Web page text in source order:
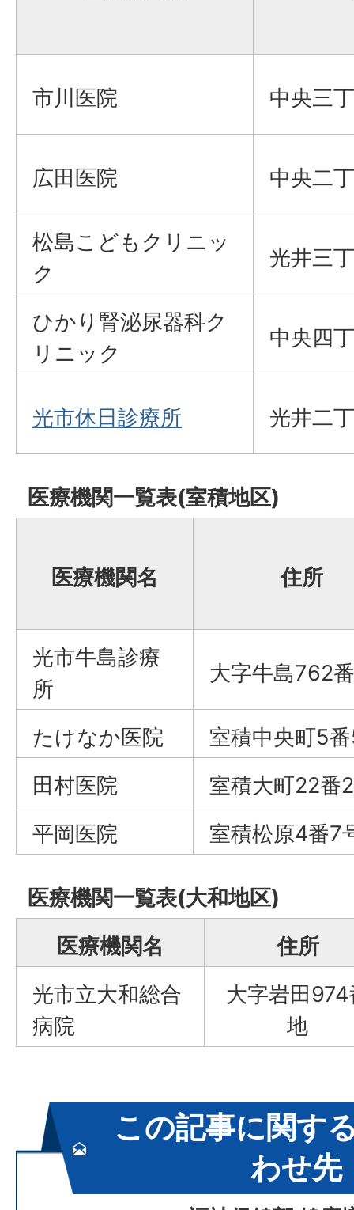
市川医院 中央三
広田医院 中央二
松島こどもクリニッ
ク
光井三
ひかり腎泌尿器科ク
リニック
中央四
光市休日診療所 光井二
医療機関一覧表(室積地区)
医療機関名 住所
光市牛島診療
所
大字牛島762
たけなか医院
室積中央町5
田村医院
室積大町22番
平岡医院
室積松原4番7
医療機関一覧表(大和地区)
医療機関名
住所
光市立大和総合
病院
大字岩田974
地
この記事に関す
わせ先